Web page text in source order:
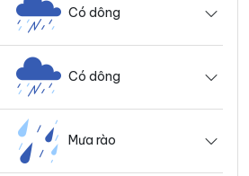
Có dông
Có dông
Mưa rào